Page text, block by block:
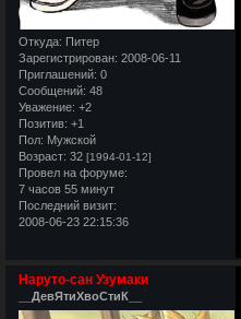
Откуда: Питер
Зарегистрирован: 2008-06-11
Приглашений: 0
Сообщений: 48
Уважение: +2
Позитив: +1
Пол: Мужской
Возраст: 32 [1994-01-12]
Провел на форуме:
7 часов 55 минут
Последний визит:
2008-06-23 22:15:36
Наруто-сан Узумаки
__ДевЯтиХвоСтиК__